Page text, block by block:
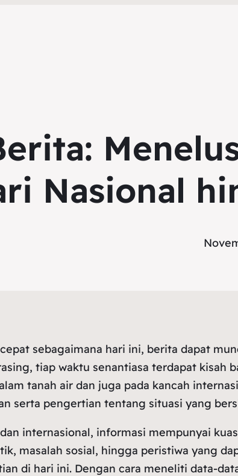
Nasional
sebagaimana hari ini, berita dapat
tiap waktu senantiasa terdapat kisah
tanah air dan juga pada kancah
serta pengertian tentang situasi yang
internasional, informasi mempunyai
masalah sosial, hingga peristiwa yang
di hari ini. Dengan cara meneliti data-